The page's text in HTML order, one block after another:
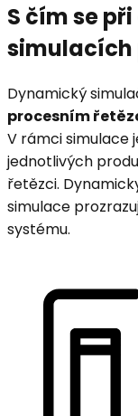
S čím se
simulacích
Dynamický
procesním
V rámci simulace
jednotlivých
řetězci.
simulace
systému.